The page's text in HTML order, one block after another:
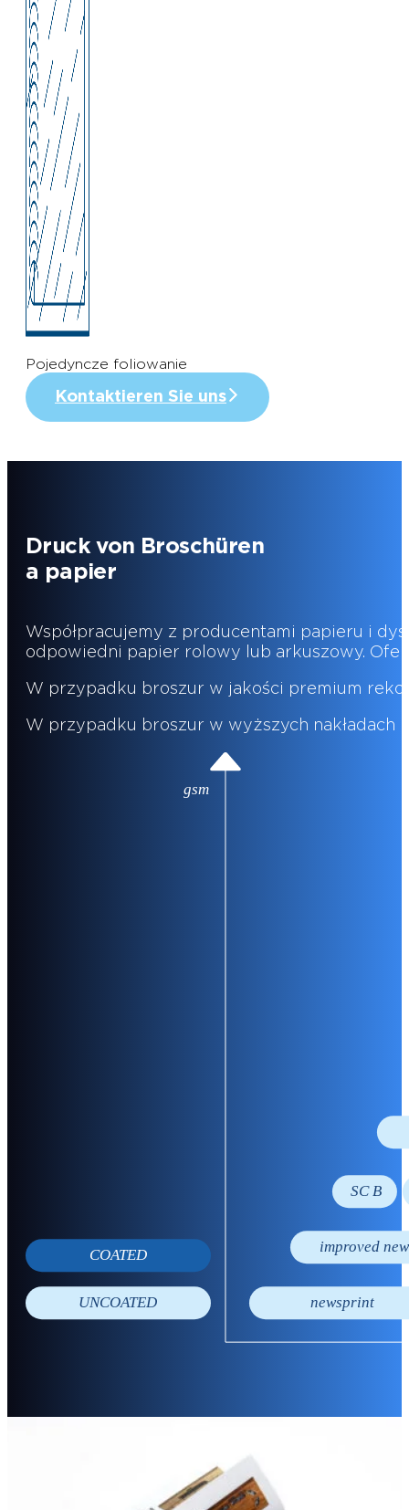
Pojedyncze foliowanie
Kontaktieren Sie uns
Druck von Broschüren
a papier
Współpracujemy z producentami papieru i
odpowiedni papier rolowy lub arkuszowy.
W przypadku broszur w jakości premium
W przypadku broszur w wyższych